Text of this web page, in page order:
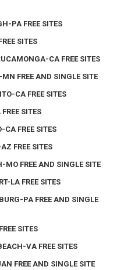
PA FREE SITES
SITES
CA FREE SITES
FREE AND SINGLE SITE
CA FREE SITES
SITES
FREE SITES
FREE SITES
FREE AND SINGLE SITE
LA FREE SITES
PA FREE AND SINGLE
SITES
VA FREE SITES
FREE AND SINGLE SITE